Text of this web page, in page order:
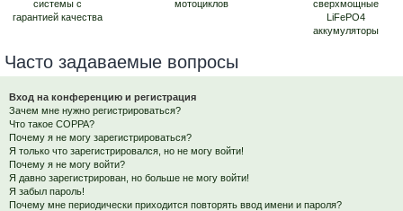
Часто задаваемые вопросы
Вход на конференцию и регистрация
Зачем мне нужно регистрироваться?
Что такое COPPA?
Почему я не могу зарегистрироваться?
Я только что зарегистрировался, но не могу войти!
Почему я не могу войти?
Я давно зарегистрирован, но больше не могу войти!
Я забыл пароль!
Почему мне периодически приходится повторять ввод имени и пароля?